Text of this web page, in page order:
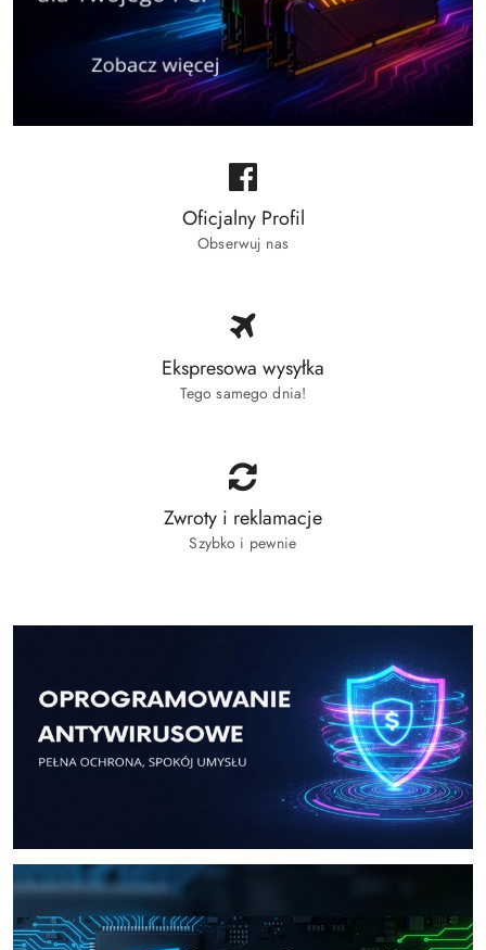
Oficjalny Profil
Obserwuj nas
Ekspresowa wysyłka
Tego samego dnia!
Zwroty i reklamacje
Szybko i pewnie